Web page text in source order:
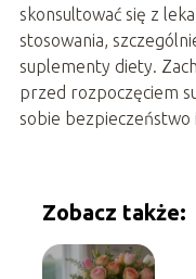
skonsultować się z
stosowania,
suplementy diety.
przed rozpoczęciem
sobie bezpieczeństwo
Zobacz także: